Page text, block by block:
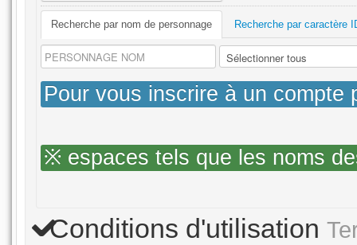
Recherche par nom de personnage Recherche par caractère
Pour vous inscrire à un compte
※ espaces tels que les noms
Conditions d'utilisation